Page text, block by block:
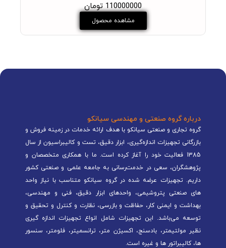
110000000 تومان
مشاهده محصول
درباره گروه صنعتی و مهندسی سیانکو
گروه تجاری و صنعتی سیانکو با هدف ارائه خدمات در زمینه فروش و
بازرگانی تجهیزات اندازه‌گیری، ابزار دقیق، تست و کالیبراسیون از سال
1385 فعالیت خود را آغاز کرده است. ما با همکاری متخصصان و
پژوهشگران، سعی در خدمت‌رسانی به جامعه علمی و صنعتی کشور
داریم. تجهیزات عرضه شده در گروه سیانکو متناسب با نیاز واحد
های صنعتی پتروشیمی، واحدهای ابزار دقیق، فنی و مهندسی،
بهداشت و ایمنی کار، حفاظت و بازرسی، نظارت و کنترل و تحقیق و
توسعه می‌باشد. این تجهیزات شامل انواع تجهیزات اندازه گیری
نظیر مولتیمتر، بادسنج، اکسیژن متر، ترانسمیتر، فلومتر، سنسور
ها، کالیبراتور ها و غیره است.